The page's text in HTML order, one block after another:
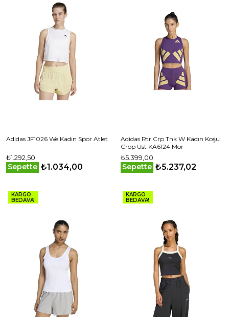
Adidas JF1026 We Kadın Spor Atlet
₺1.292,50
Sepette ₺1.034,00
Adidas Rtr Crp Tnk W Kadın Koşu
Crop Üst KA6124 Mor
₺5.399,00
Sepette ₺5.237,02
KARGO
BEDAVA!
KARGO
BEDAVA!